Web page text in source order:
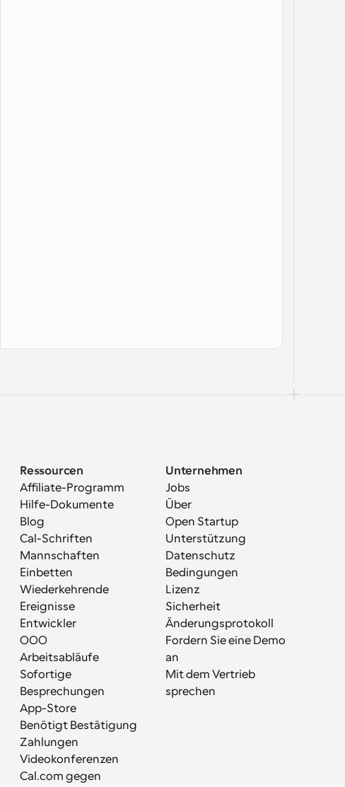
Ressourcen
Affiliate-Programm
Hilfe-Dokumente
Blog
Cal-Schriften
Mannschaften
Einbetten
Wiederkehrende
Ereignisse
Entwickler
OOO
Arbeitsabläufe
Sofortige
Besprechungen
App-Store
Benötigt Bestätigung
Zahlungen
Videokonferenzen
Cal.com gegen
Unternehmen
Jobs
Über
Open Startup
Unterstützung
Datenschutz
Bedingungen
Lizenz
Sicherheit
Änderungsprotokoll
Fordern Sie eine Demo
an
Mit dem Vertrieb
sprechen